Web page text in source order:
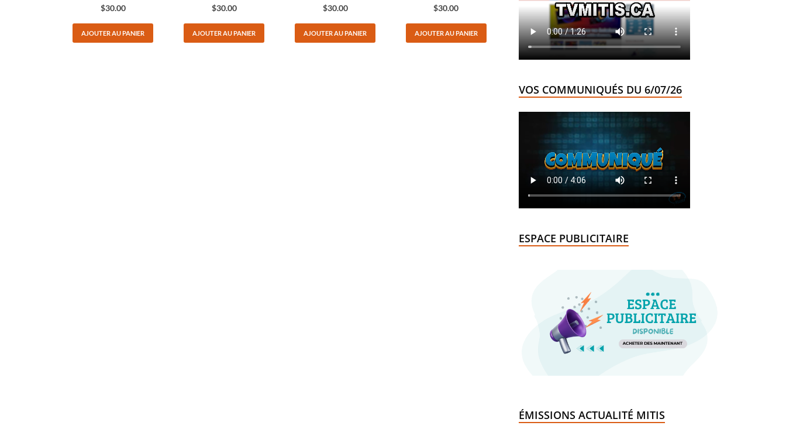
$30.00
AJOUTER AU PANIER
$30.00
AJOUTER AU PANIER
$30.00
AJOUTER AU PANIER
$30.00
AJOUTER AU PANIER
VOS COMMUNIQUÉS DU 6/07/26
ESPACE PUBLICITAIRE
ÉMISSIONS ACTUALITÉ MITIS